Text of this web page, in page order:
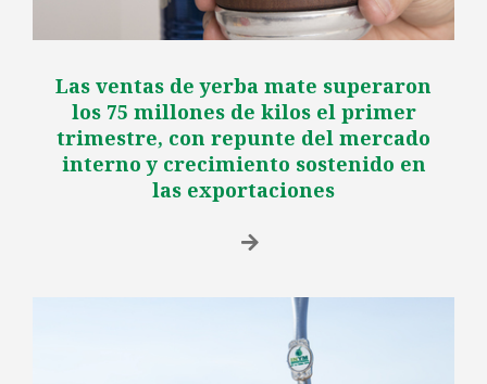
Las ventas de yerba mate superaron
los 75 millones de kilos el primer
trimestre, con repunte del mercado
interno y crecimiento sostenido en
las exportaciones